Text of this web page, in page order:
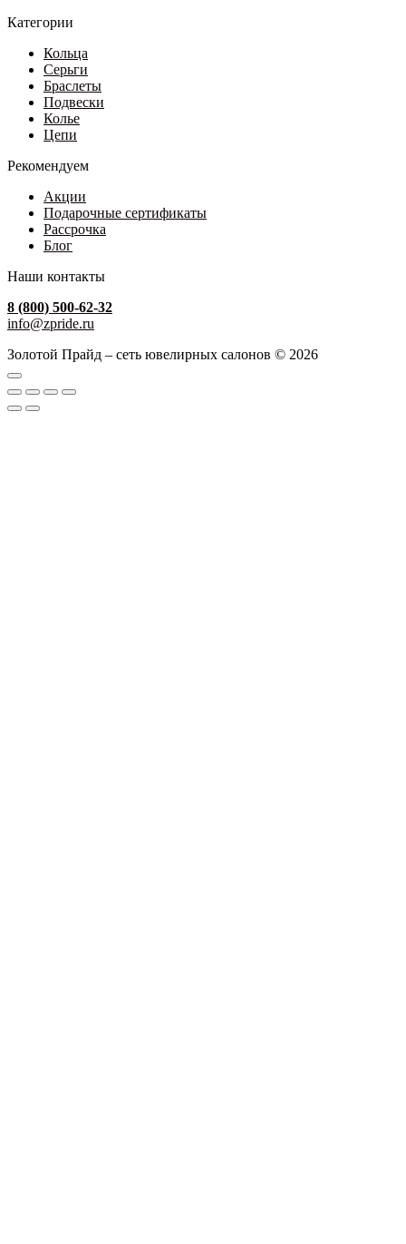
Категории
Кольца
Серьги
Браслеты
Подвески
Колье
Цепи
Рекомендуем
Акции
Подарочные сертификаты
Рассрочка
Блог
Наши контакты
8 (800) 500-62-32
info@zpride.ru
Золотой Прайд – сеть ювелирных салонов © 2026